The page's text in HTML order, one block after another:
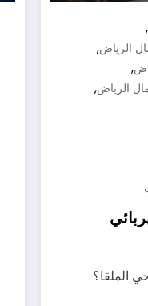
,
الرياض,
,
الرياض,
الملقا؟